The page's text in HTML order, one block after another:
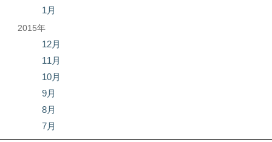
1月
2015年
12月
11月
10月
9月
8月
7月